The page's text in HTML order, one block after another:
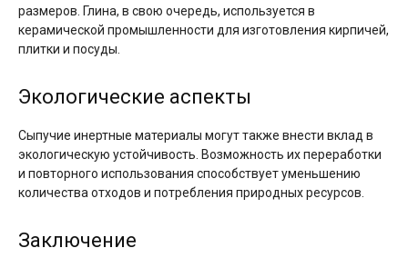
размеров. Глина, в свою очередь, используется в
керамической промышленности для изготовления кирпичей,
плитки и посуды.
Экологические аспекты
Сыпучие инертные материалы могут также внести вклад в
экологическую устойчивость. Возможность их переработки
и повторного использования способствует уменьшению
количества отходов и потребления природных ресурсов.
Заключение